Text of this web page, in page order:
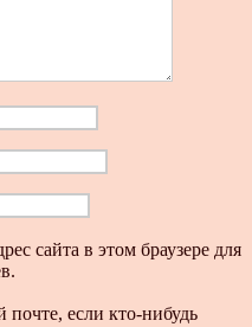
сайта в этом браузере для
если кто-нибудь